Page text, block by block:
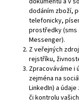
dodáním zboží,
telefonicky,
prostředky (sms
Messenger).
Z veřejných
rejstříku,
Zpracováváme i
zejména na
LinkedIn) a
či kontrolu